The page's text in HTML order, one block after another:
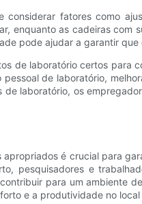
considerar fatores como
enquanto as cadeiras com
pode ajudar a garantir
de laboratório certos
de laboratório,
laboratório, os
apropriados é crucial para
pesquisadores e
para um ambiente
e a produtividade no